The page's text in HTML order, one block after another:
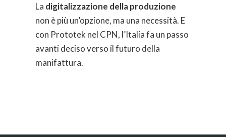
La digitalizzazione della produzione
non è più un’opzione, ma una necessità. E
con Prototek nel CPN, l’Italia fa un passo
avanti deciso verso il futuro della
manifattura.